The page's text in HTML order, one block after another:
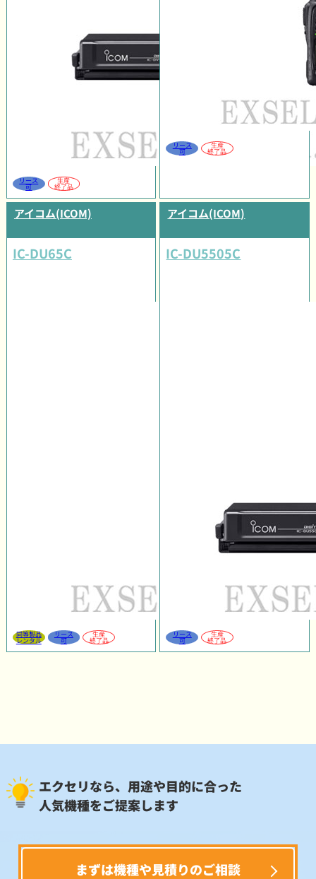
リース
可
生産
終了品
リース
可
生産
終了品
アイコム(ICOM)
IC-DU65C
同等製品
レンタル
リース
可
生産
終了品
アイコム(ICOM)
IC-DU5505C
リース
可
生産
終了品
エクセリなら、用途や目的に合った
人気機種をご提案します
まずは機種や見積りのご相談